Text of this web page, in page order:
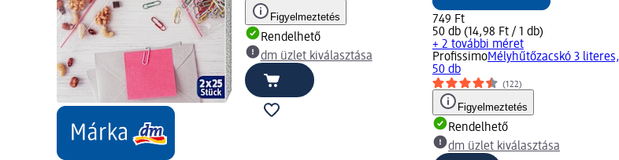
Figyelmeztetés
Rendelhető
dm üzlet kiválasztása
749 Ft
50 db (14,98 Ft / 1 db)
+ 2 további méret
ProfissimoMélyhűtőzacskó 3 literes,
50 db
(122)
Figyelmeztetés
Rendelhető
dm üzlet kiválasztása